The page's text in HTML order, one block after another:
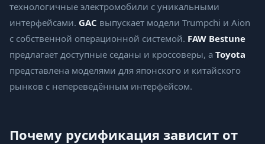
технологичные электромобили с уникальными
интерфейсами. GAC выпускает модели Trumpchi и Aion
с собственной операционной системой. FAW Bestune
предлагает доступные седаны и кроссоверы, а Toyota
представлена моделями для японского и китайского
рынков с непереведённым интерфейсом.
Почему русификация зависит от